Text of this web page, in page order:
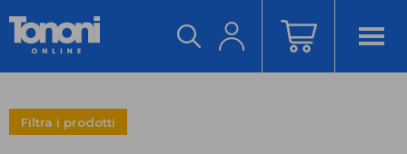
ACCEDI/REGISTRATI
Filtra i prodotti